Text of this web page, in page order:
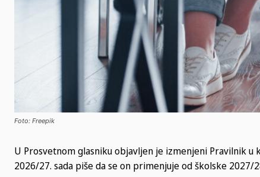
Foto: Freepik
U Prosvetnom glasniku objavljen je izmenjeni Pravilnik
2026/27. sada piše da se on primenjuje od školske 2027/